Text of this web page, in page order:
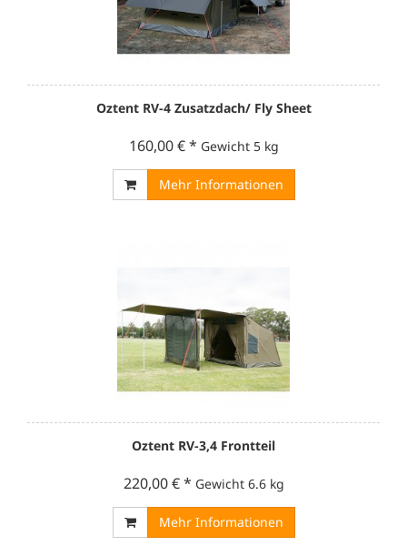
Oztent RV-4 Zusatzdach/ Fly Sheet
160,00 €* Gewicht 5 kg
Mehr Informationen
Oztent RV-3,4 Frontteil
220,00 €* Gewicht 6.6 kg
Mehr Informationen